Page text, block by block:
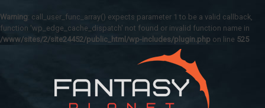
Warning: call_user_func_array() expects parameter 1 to be a valid callback,
function 'wp_edge_cache_dispatch' not found or invalid function name in
/www/sites/2/site24452/public_html/wp-includes/plugin.php on line 525